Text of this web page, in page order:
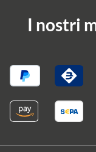
I nostri